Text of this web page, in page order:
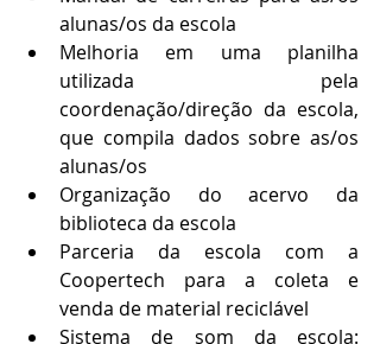
alunas/os da escola
Melhoria em uma planilha
utilizada pela
coordenação/direção da escola,
que compila dados sobre as/os
alunas/os
Organização do acervo da
biblioteca da escola
Parceria da escola com a
Coopertech para a coleta e
venda de material reciclável
Sistema de som da escola: